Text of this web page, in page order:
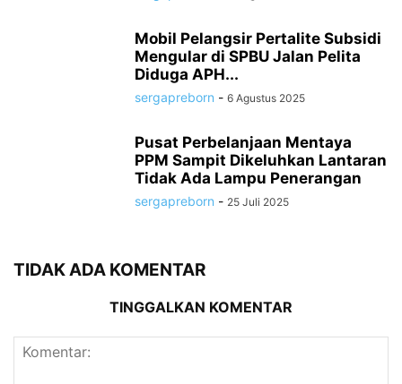
Mobil Pelangsir Pertalite Subsidi
Mengular di SPBU Jalan Pelita
Diduga APH...
sergapreborn - 6 Agustus 2025
Pusat Perbelanjaan Mentaya
PPM Sampit Dikeluhkan Lantaran
Tidak Ada Lampu Penerangan
sergapreborn - 25 Juli 2025
TIDAK ADA KOMENTAR
TINGGALKAN KOMENTAR